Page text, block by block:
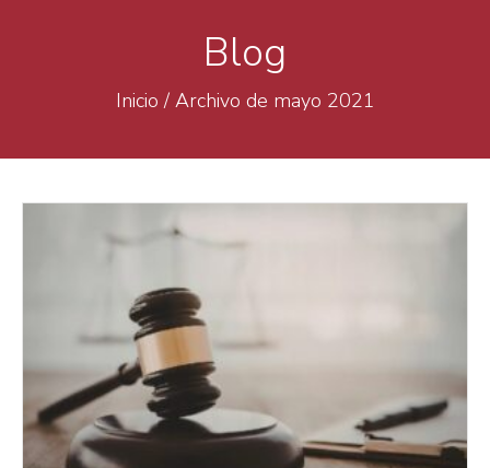
Blog
Inicio / Archivo de mayo 2021